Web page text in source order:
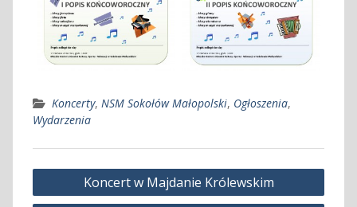
Koncerty, NSM Sokołów Małopolski, Ogłoszenia,
Wydarzenia
Nawigacja
wpisu
Koncert w Majdanie Królewskim